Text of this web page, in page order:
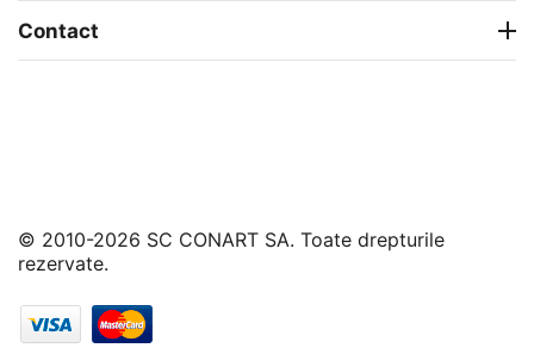
Contact
© 2010-2026 SC CONART SA. Toate drepturile
rezervate.